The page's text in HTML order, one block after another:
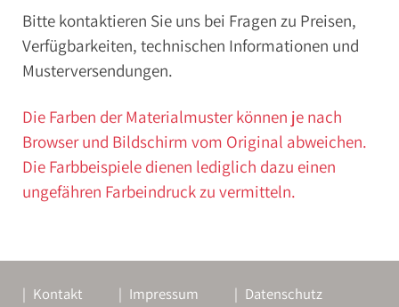
Bitte kontaktieren Sie uns bei Fragen zu Preisen,
Verfügbarkeiten, technischen Informationen und
Musterversendungen.
Die Farben der Materialmuster können je nach
Browser und Bildschirm vom Original abweichen.
Die Farbbeispiele dienen lediglich dazu einen
ungefähren Farbeindruck zu vermitteln.
Kontakt Impressum Datenschutz